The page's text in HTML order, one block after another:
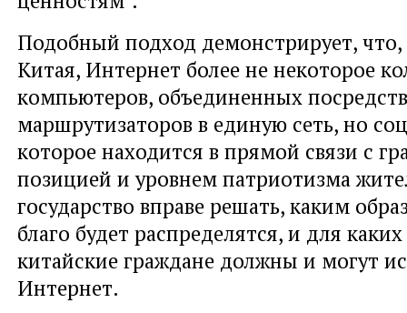
Подобный подход демонстрирует, что,
Китая, Интернет более не некоторое
компьютеров, объединенных
маршрутизаторов в единую сеть, но
которое находится в прямой связи с
позицией и уровнем патриотизма
государство вправе решать, каким
благо будет распределятся, и для
китайские граждане должны и могут
Интернет.